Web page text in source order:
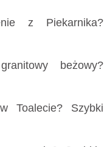
z Piekarnika?
beżowy?
Toalecie? Szybki